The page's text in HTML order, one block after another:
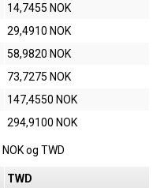
14,7455 NOK
29,4910 NOK
58,9820 NOK
73,7275 NOK
147,4550 NOK
294,9100 NOK
NOKog TWD
TWD